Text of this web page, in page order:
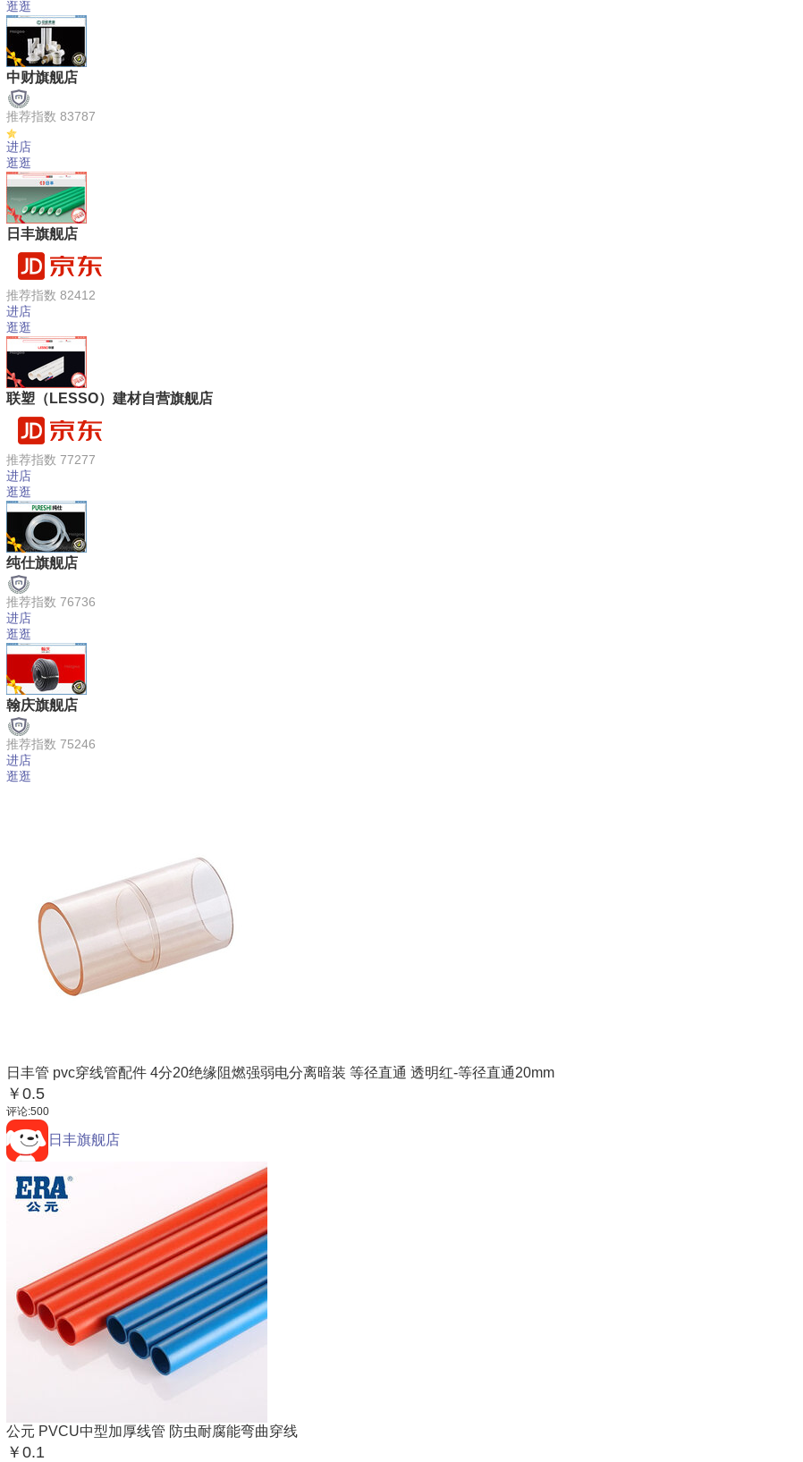
逛逛
中财旗舰店
推荐指数 83787
进店
逛逛
日丰旗舰店
推荐指数 82412
进店
逛逛
联塑（LESSO）建材自营旗舰店
推荐指数 77277
进店
逛逛
纯仕旗舰店
推荐指数 76736
进店
逛逛
翰庆旗舰店
推荐指数 75246
进店
逛逛
日丰管 pvc穿线管配件 4分20绝缘阻燃强弱电分离暗装 等径直通 透明红-等径直通20mm
￥0.5
评论:500
日丰旗舰店
公元 PVCU中型加厚线管 防虫耐腐能弯曲穿线
￥0.1